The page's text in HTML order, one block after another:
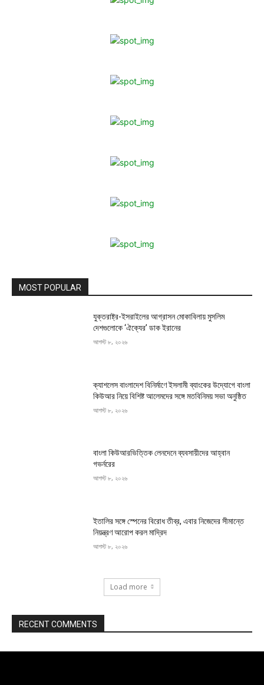
MOST POPULAR
যুক্তরাষ্ট্র-ইসরাইলের আগ্রাসন মোকাবিলায় মুসলিম
দেশগুলোকে ‘ঐক্যের’ ডাক ইরানের
আগস্ট ৮, ২০২৬
ক্যাশলেস বাংলাদেশ বিনির্মাণে ইসলামী ব্যাংকের উদ্যোগে বাংলা
কিউআর নিয়ে বিশিষ্ট আলেমদের সঙ্গে মতবিনিময় সভা অনুষ্ঠিত
আগস্ট ৮, ২০২৬
বাংলা কিউআরভিত্তিক লেনদেনে ব্যবসায়ীদের আহ্বান
গভর্নরের
আগস্ট ৮, ২০২৬
ইতালির সঙ্গে স্পেনের বিরোধ তীব্র, এবার নিজেদের সীমান্তে
নিয়ন্ত্রণ আরোপ করল মাদ্রিদ
আগস্ট ৮, ২০২৬
Load more
RECENT COMMENTS